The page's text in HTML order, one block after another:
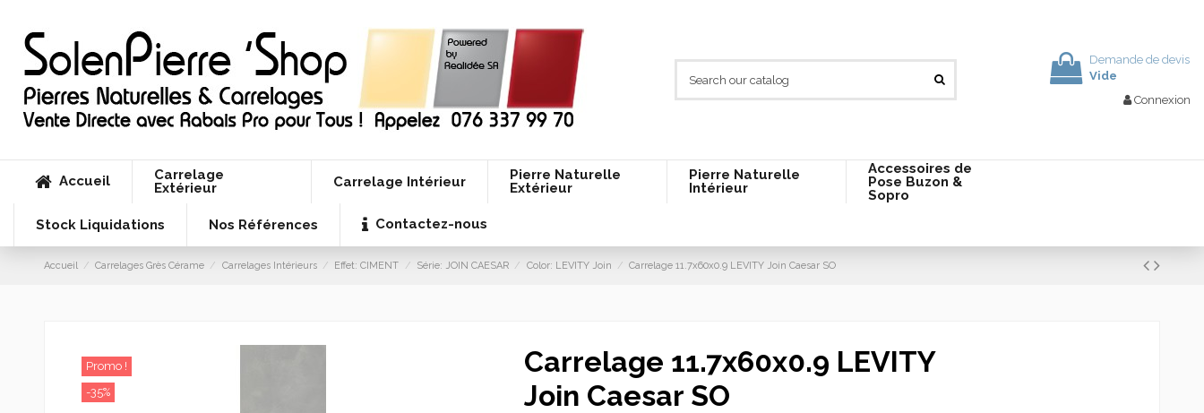
Demande de devis
Vide
Connexion
Accueil
Carrelage
Extérieur
Carrelage Intérieur
Pierre Naturelle
Extérieur
Pierre Naturelle
Intérieur
Accessoires de
Pose Buzon &
Sopro
Stock Liquidations
Nos Références Contactez-nous
Accueil Carrelages Grès Cérame Carrelages Intérieurs Effet: CIMENT Série: JOIN CAESAR Color: LEVITY Join Carrelage 11.7x60x0.9 LEVITY Join Caesar SO
Promo !
-35%
Carrelage 11.7x60x0.9 LEVITY
Join Caesar SO